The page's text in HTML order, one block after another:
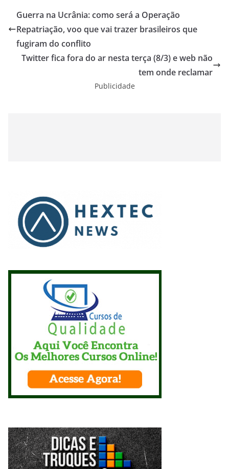
Guerra na Ucrânia: como será a Operação
Repatriação, voo que vai trazer brasileiros que
fugiram do conflito
Twitter fica fora do ar nesta terça (8/3) e web não
tem onde reclamar
Publicidade